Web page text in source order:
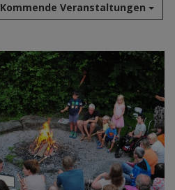
Kommende Veranstaltungen
Aug 2026
Sep 2026
Okt 2026
Nov 2026
Dez 2026
Jan 2027
Feb 2027
Mär 2027